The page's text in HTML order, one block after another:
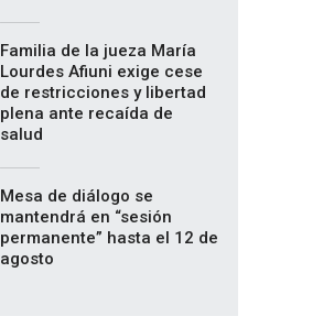
Familia de la jueza María
Lourdes Afiuni exige cese
de restricciones y libertad
plena ante recaída de
salud
Mesa de diálogo se
mantendrá en “sesión
permanente” hasta el 12 de
agosto